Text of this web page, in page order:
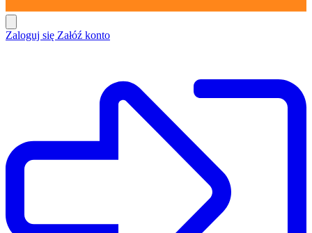
Zaloguj się Załóź konto